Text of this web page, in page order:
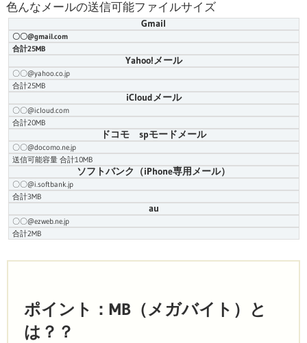
色んなメールの送信可能ファイルサイズ
Gmail
〇〇@gmail.com
合計25MB
Yahoo!メール
〇〇@yahoo.co.jp
合計25MB
iCloudメール
〇〇@icloud.com
合計20MB
ドコモ spモードメール
〇〇@docomo.ne.jp
送信可能容量 合計10MB
ソフトバンク（iPhone専用メール）
〇〇@i.softbank.jp
合計3MB
au
〇〇@ezweb.ne.jp
合計2MB
ポイント：MB（メガバイト）と
は？？